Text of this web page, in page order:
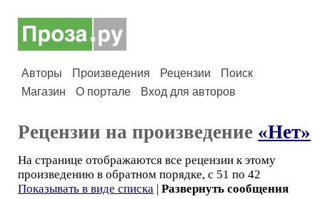
Авторы Произведения Рецензии
Поиск
Магазин
О портале Вход для авторов
Рецензии на произведение «Нет»
На странице отображаются все рецензии к этому
произведению в обратном порядке, с 51 по 42
Показывать в виде списка | Развернуть сообщения